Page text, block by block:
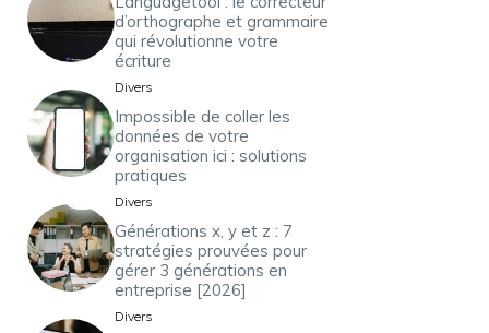
d’orthographe et grammaire
qui révolutionne votre
écriture
Divers
Impossible de coller les
données de votre
organisation ici : solutions
pratiques
Divers
Générations x, y et z : 7
stratégies prouvées pour
gérer 3 générations en
entreprise [2026]
Divers